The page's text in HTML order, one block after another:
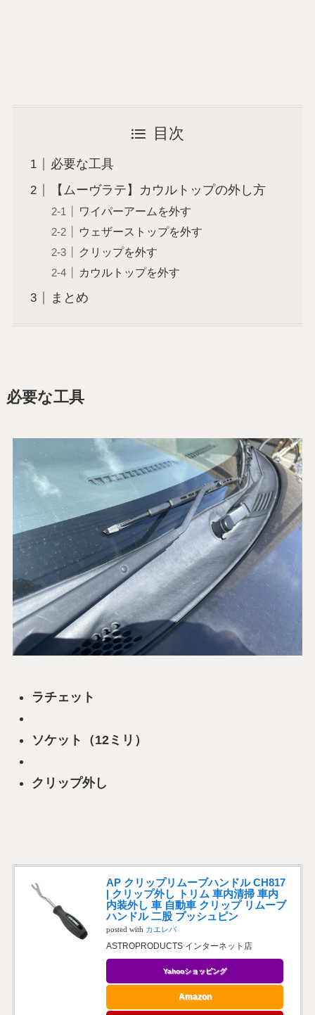
目次
必要な工具
【ムーヴラテ】カウルトップの外し方
ワイパーアームを外す
ウェザーストップを外す
クリップを外す
カウルトップを外す
まとめ
必要な工具
ラチェット
ソケット（12ミリ）
クリップ外し
AP クリップリムーブハンドル CH817
| クリップ外し トリム 車内清掃 車内
内装外し 車 自動車 クリップ リムーブ
ハンドル 二股 プッシュピン
posted with カエレバ
ASTROPRODUCTS インターネット店
Yahooショッピング
Amazon